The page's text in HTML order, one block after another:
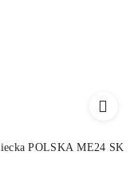
POLSKA ME24 SK